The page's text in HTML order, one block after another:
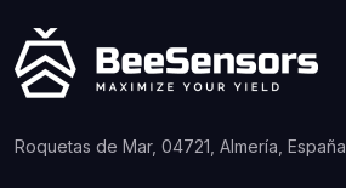
Roquetas de Mar, 04721, Almería, España